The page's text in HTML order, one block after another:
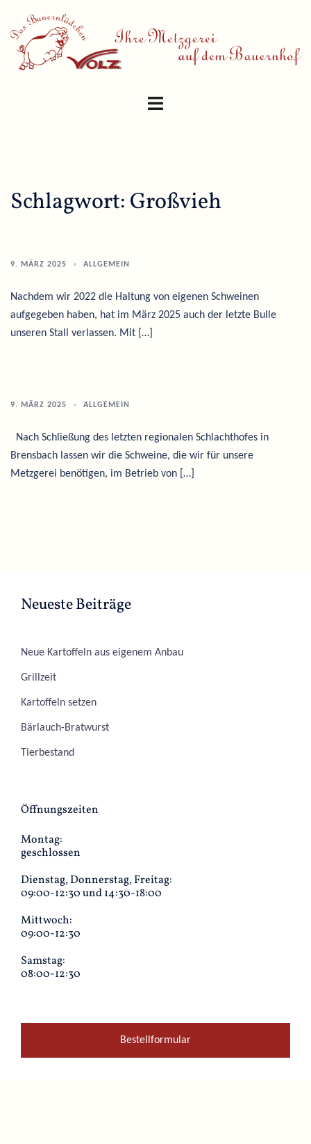
content
Toggle
Schlagwort: Großvieh
9. MÄRZ 2025 ALLGEMEIN
Nachdem wir 2022 die Haltung von eigenen Schweinen
aufgegeben haben, hat im März 2025 auch der letzte Bulle
unseren Stall verlassen. Mit […]
9. MÄRZ 2025 ALLGEMEIN
Nach Schließung des letzten regionalen Schlachthofes in
Brensbach lassen wir die Schweine, die wir für unsere
Metzgerei benötigen, im Betrieb von […]
Neueste Beiträge
Neue Kartoffeln aus eigenem Anbau
Grillzeit
Kartoffeln setzen
Bärlauch-Bratwurst
Tierbestand
Öffnungszeiten
Montag:
geschlossen
Dienstag, Donnerstag, Freitag:
09:00-12:30 und 14:30-18:00
Mittwoch:
09:00-12:30
Samstag:
08:00-12:30
Bestellformular